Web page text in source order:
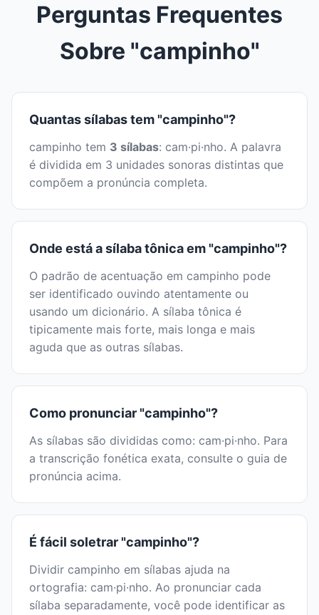
Perguntas Frequentes
Sobre "campinho"
Quantas sílabas tem "campinho"?
campinho tem 3 sílabas: cam·pi·nho. A palavra
é dividida em 3 unidades sonoras distintas que
compõem a pronúncia completa.
Onde está a sílaba tônica em "campinho"?
O padrão de acentuação em campinho pode
ser identificado ouvindo atentamente ou
usando um dicionário. A sílaba tônica é
tipicamente mais forte, mais longa e mais
aguda que as outras sílabas.
Como pronunciar "campinho"?
As sílabas são divididas como: cam·pi·nho. Para
a transcrição fonética exata, consulte o guia de
pronúncia acima.
É fácil soletrar "campinho"?
Dividir campinho em sílabas ajuda na
ortografia: cam·pi·nho. Ao pronunciar cada
sílaba separadamente, você pode identificar as